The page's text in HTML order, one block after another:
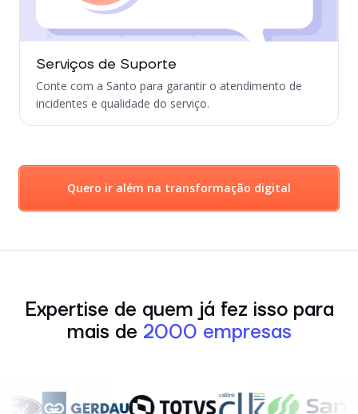
Serviços de Suporte
Conte com a Santo para garantir o atendimento de
incidentes e qualidade do serviço.
Quero ir além na transformação digital
Expertise de quem já fez isso para
mais de 2000 empresas